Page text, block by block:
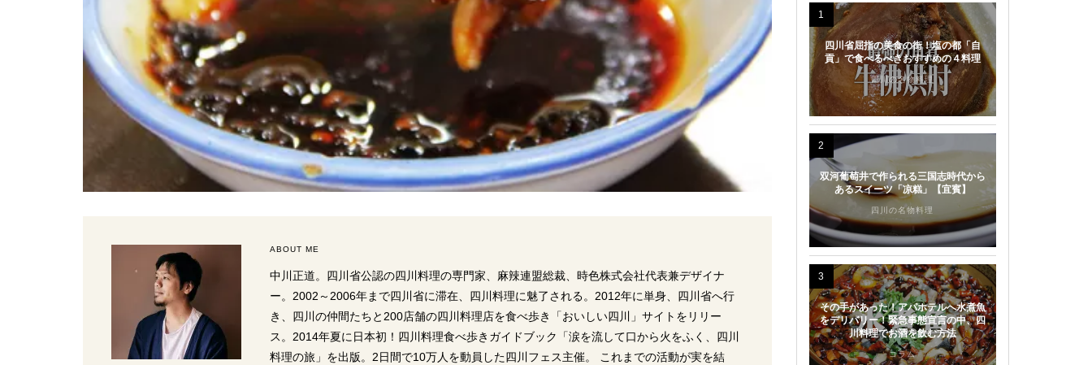
ABOUT ME
中川正道。四川省公認の四川料理の専門家、麻辣連盟総裁、時色株式会社代表兼デザイナ
ー。2002～2006年まで四川省に滞在、四川料理に魅了される。2012年に単身、四川省へ行
き、四川の仲間たちと200店舗の四川料理店を食べ歩き「おいしい四川」サイトをリリー
ス。2014年夏に日本初！四川料理食べ歩きガイドブック「涙を流して口から火をふく、四川
料理の旅」を出版。2日間で10万人を動員した四川フェス主催。 これまでの活動が実を結
1
四川省屈指の美食の街！塩の都「自
貢」で食べるべきおすすめの４料理
四川の名物料理
2
双河葡萄井で作られる三国志時代から
あるスイーツ「凉糕」【宜賓】
四川の名物料理
3
その手があった！アパホテルへ水煮魚
をデリバリー！緊急事態宣言の中、四
川料理でお酒を飲む方法
コラム